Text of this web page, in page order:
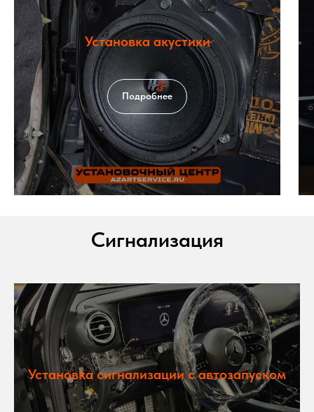
Установка акустики
Подробнее
Сигнализация
Установка сигнализации с автозапуском